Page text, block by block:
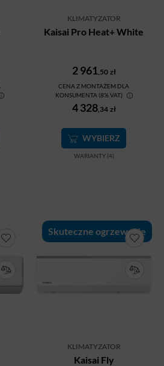
KLIMATYZATOR
Kaisai Pro Heat+ White
2 961,50 zł
CENA Z MONTAŻEM DLA
KONSUMENTA (8% VAT)
4 328,34 zł
WYBIERZ
WARIANTY (4)
Skuteczne ogrzewanie
KLIMATYZATOR
Kaisai Fly